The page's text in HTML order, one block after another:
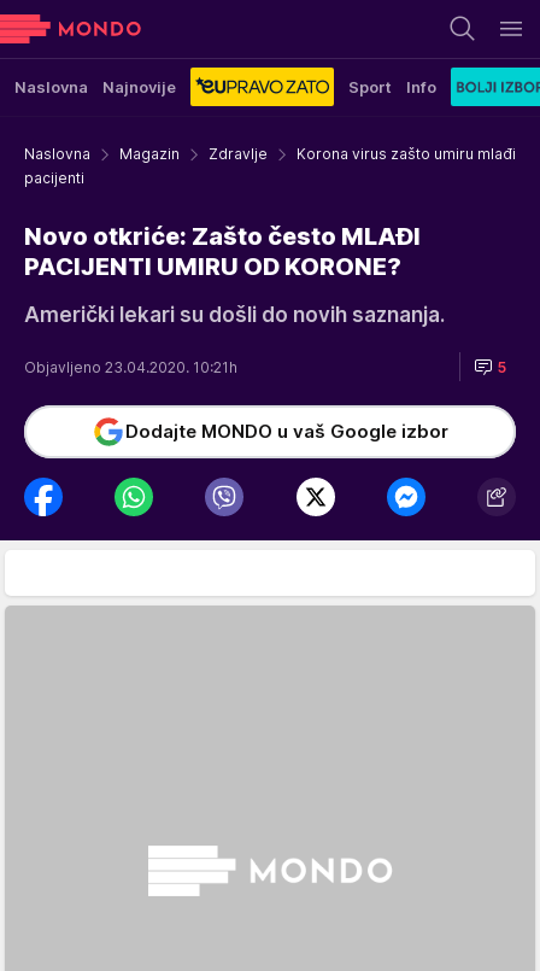
Naslovna Najnovije Sport Info
Naslovna Magazin Zdravlje
Korona virus zašto umiru mlađi
pacijenti
Novo otkriće: Zašto često MLAĐI
PACIJENTI UMIRU OD KORONE?
Američki lekari su došli do novih saznanja.
Objavljeno 23.04.2020. 10:21h 5
Dodajte MONDO u vaš Google izbor